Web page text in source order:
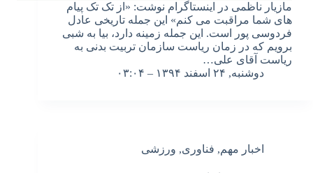
مازیار ناظمی در اینستاگرام نوشت: «از تک تک پیام
های شما مراقبت می کنم» این جمله تاریخی عادل
فردوسی پور است. این جمله زمینه دارد، بیا به شبی
برویم که در زمان ریاست سازمان تربیت بدنی به
ریاست آقای علی…
دوشنبه, ۲۴ اسفند ۱۳۹۴ – ۰۳:۰۴
اخبار مهم, فناوری, ورزشی